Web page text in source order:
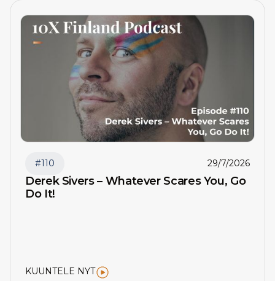
#110 29/7/2026
Derek Sivers – Whatever Scares You, Go
Do It!
KUUNTELE NYT